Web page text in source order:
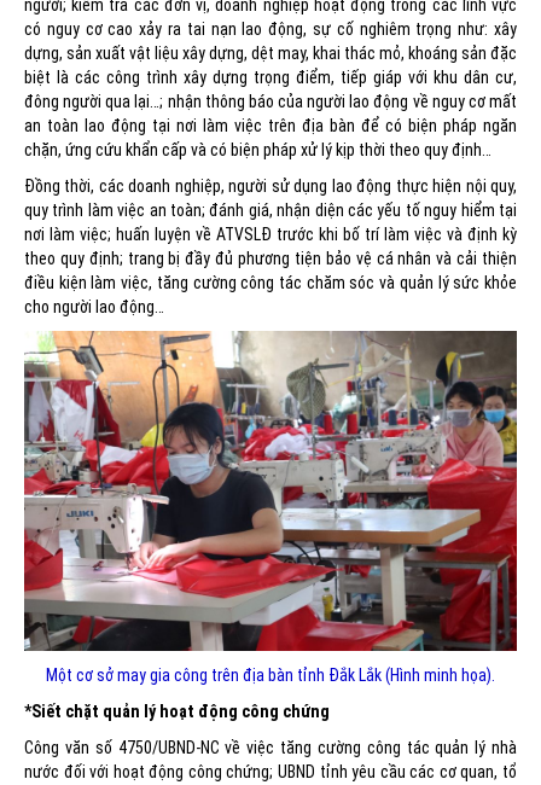
người; kiểm tra các đơn vị, doanh nghiệp hoạt động trong các lĩnh vực
có nguy cơ cao xảy ra tai nạn lao động, sự cố nghiêm trọng như: xây
dựng, sản xuất vật liệu xây dựng, dệt may, khai thác mỏ, khoáng sản đặc
biệt là các công trình xây dựng trọng điểm, tiếp giáp với khu dân cư,
đông người qua lại…; nhận thông báo của người lao động về nguy cơ mất
an toàn lao động tại nơi làm việc trên địa bàn để có biện pháp ngăn
chặn, ứng cứu khẩn cấp và có biện pháp xử lý kịp thời theo quy định…
Đồng thời, các doanh nghiệp, người sử dụng lao động thực hiện nội quy,
quy trình làm việc an toàn; đánh giá, nhận diện các yếu tố nguy hiểm tại
nơi làm việc; huấn luyện về ATVSLĐ trước khi bố trí làm việc và định kỳ
theo quy định; trang bị đầy đủ phương tiện bảo vệ cá nhân và cải thiện
điều kiện làm việc, tăng cường công tác chăm sóc và quản lý sức khỏe
cho người lao động…
Một cơ sở may gia công trên địa bàn tỉnh Đắk Lắk (Hình minh họa).
*Siết chặt quản lý hoạt động công chứng
Công văn số 4750/UBND-NC về việc tăng cường công tác quản lý nhà
nước đối với hoạt động công chứng; UBND tỉnh yêu cầu các cơ quan, tổ